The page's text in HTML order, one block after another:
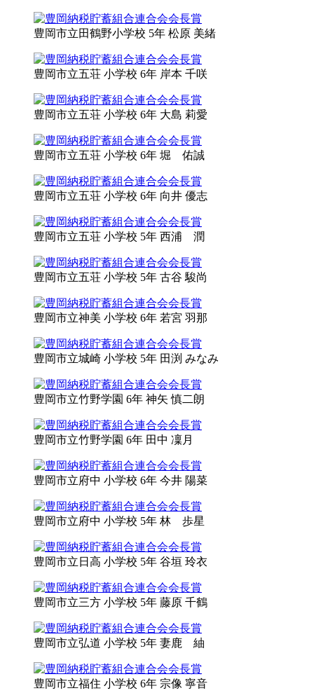
豊岡市立田鶴野小学校 5年 松原 美緒
豊岡市立五荘 小学校 6年 岸本 千咲
豊岡市立五荘 小学校 6年 大島 莉愛
豊岡市立五荘 小学校 6年 堀 佑誠
豊岡市立五荘 小学校 6年 向井 優志
豊岡市立五荘 小学校 5年 西浦 潤
豊岡市立五荘 小学校 5年 古谷 駿尚
豊岡市立神美 小学校 6年 若宮 羽那
豊岡市立城崎 小学校 5年 田渕 みなみ
豊岡市立竹野学園 6年 神矢 慎二朗
豊岡市立竹野学園 6年 田中 凜月
豊岡市立府中 小学校 6年 今井 陽菜
豊岡市立府中 小学校 5年 林 歩星
豊岡市立 日高 小学校 5年 谷垣 玲衣
豊岡市立三方 小学校 5年 藤原 千鶴
豊岡市立弘道 小学校 5年 妻鹿 紬
豊岡市立福住 小学校 6年 宗像 寧音